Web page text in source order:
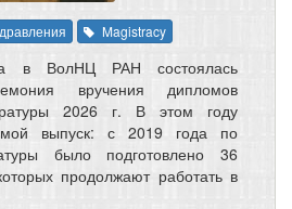
Magistracy
в ВолНЦ РАН состоялась
вручения дипломов
2026 г. В этом году
выпуск: с 2019 года по
было подготовлено 36
продолжают работать в